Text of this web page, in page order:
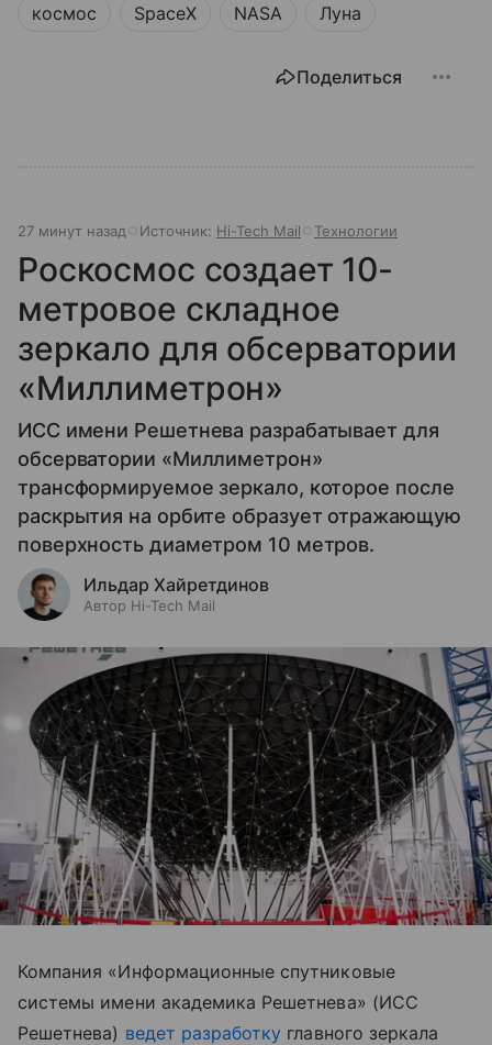
космос SpaceX NASA Луна
Поделиться
27 минут назад Источник: Hi-Tech Mail Технологии
Роскосмос создает 10-
метровое складное
зеркало для обсерватории
«Миллиметрон»
ИСС имени Решетнева разрабатывает для
обсерватории «Миллиметрон»
трансформируемое зеркало, которое после
раскрытия на орбите образует отражающую
поверхность диаметром 10 метров.
Ильдар Хайретдинов
Автор Hi-Tech Mail
Компания «Информационные спутниковые
системы имени академика Решетнева» (ИСС
Решетнева) ведет разработку главного зеркала